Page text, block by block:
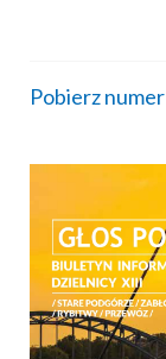
Pobierz numer